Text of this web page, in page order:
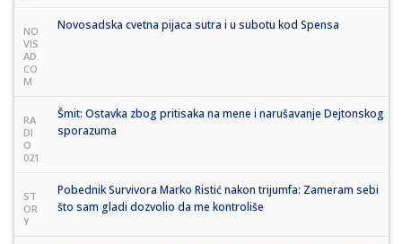
NO
VIS
AD.
CO
M
Novosadska cvetna pijaca sutra i u subotu kod Spensa
RA
DI
O
021
Šmit: Ostavka zbog pritisaka na mene i narušavanje Dejtonskog
sporazuma
ST
OR
Y
Pobednik Survivora Marko Ristić nakon trijumfa: Zameram sebi
što sam gladi dozvolio da me kontroliše